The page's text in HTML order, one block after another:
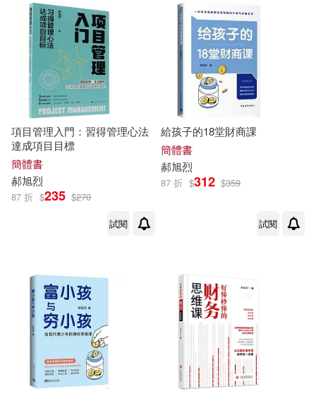
項目管理入門：習得管理心法
達成項目目標
簡體書
郝旭烈
87 折 $235 $270
試閱
給孩子的18堂財商課
簡體書
郝旭烈
87 折 $312 $359
試閱